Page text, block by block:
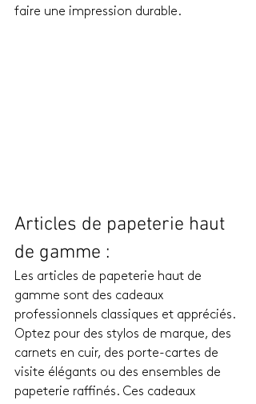
faire une impression durable.
Articles de papeterie haut
de gamme :
Les articles de papeterie haut de
gamme sont des cadeaux
professionnels classiques et appréciés.
Optez pour des stylos de marque, des
carnets en cuir, des porte-cartes de
visite élégants ou des ensembles de
papeterie raffinés. Ces cadeaux